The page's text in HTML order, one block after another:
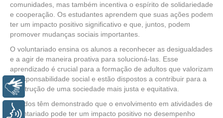
comunidades, mas também incentiva o espírito de solidariedade
e cooperação. Os estudantes aprendem que suas ações podem
ter um impacto positivo significativo e que, juntos, podem
promover mudanças sociais importantes.
O voluntariado ensina os alunos a reconhecer as desigualdades
e a agir de maneira proativa para solucioná-las. Esse
aprendizado é crucial para a formação de adultos que valorizam
a responsabilidade social e estão dispostos a contribuir para a
construção de uma sociedade mais justa e equitativa.
Estudos têm demonstrado que o envolvimento em atividades de
voluntariado pode ter um impacto positivo no desempenho
Libras
Voz